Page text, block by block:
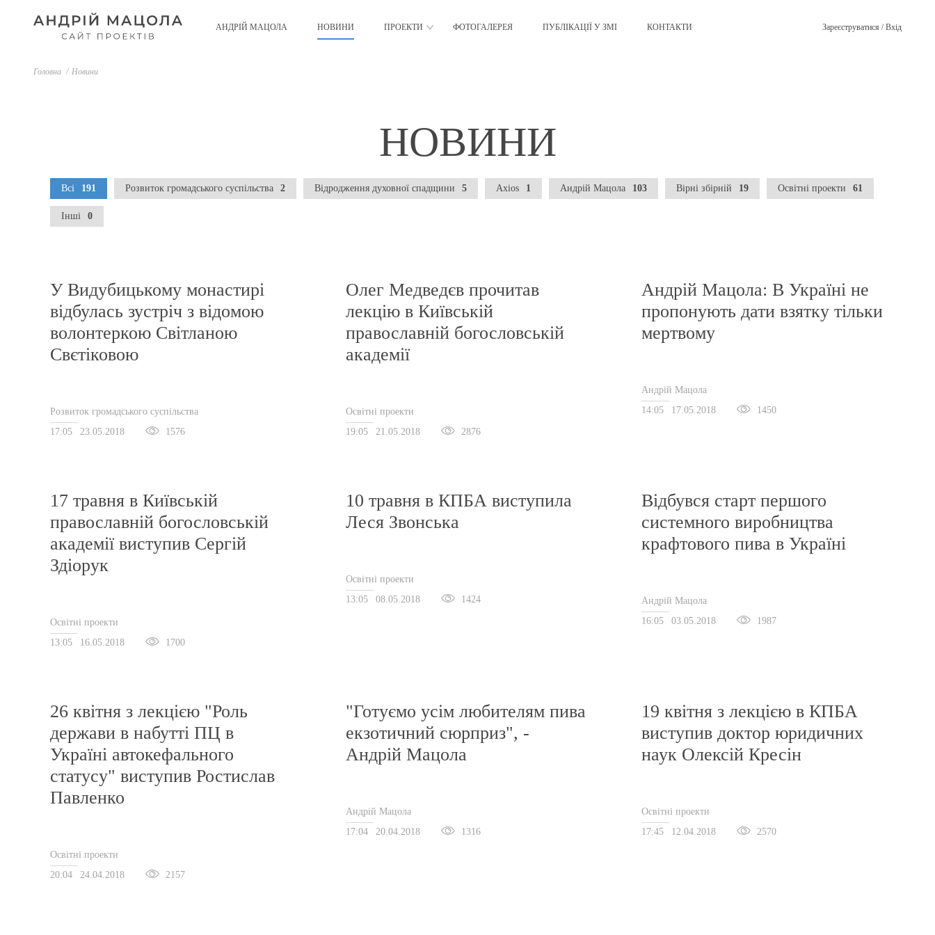
АНДРІЙ МАЦОЛА НОВИНИ ПРОЕКТИ ФОТОГАЛЕРЕЯ ПУБЛІКАЦІЇ У ЗМІ КОНТАКТИ Зареєструватися / Вхід
Головна / Новини
НОВИНИ
Всі 191 Розвиток громадського суспільства 2 Відродження духовної спадщини 5 Axios 1 Андрій Мацола 103 Вірні збірній 19 Освітні проекти 61
Інші 0
У Видубицькому монастирі
відбулась зустріч з відомою
волонтеркою Світланою
Свєтіковою
Розвиток громадського суспільства
17:05
23.05.2018 1576
Олег Медведєв прочитав
лекцію в Київській
православній богословській
академії
Освітні проекти
19:05
21.05.2018 2876
Андрій Мацола: В Україні не
пропонують дати взятку тільки
мертвому
Андрій Мацола
14:05
17.05.2018 1450
17 травня в Київській
православній богословській
академії виступив Сергій
Здіорук
Освітні проекти
13:05
16.05.2018 1700
10 травня в КПБА виступила
Леся Звонська
Освітні проекти
13:05
08.05.2018 1424
Відбувся старт першого
системного виробництва
крафтового пива в Україні
Андрій Мацола
16:05
03.05.2018 1987
26 квітня з лекцією "Роль
держави в набутті ПЦ в
Україні автокефального
статусу" виступив Ростислав
Павленко
Освітні проекти
20:04
24.04.2018 2157
"Готуємо усім любителям пива
екзотичний сюрприз", -
Андрій Мацола
Андрій Мацола
17:04
20.04.2018 1316
19 квітня з лекцією в КПБА
виступив доктор юридичних
наук Олексій Кресін
Освітні проекти
17:45
12.04.2018 2570